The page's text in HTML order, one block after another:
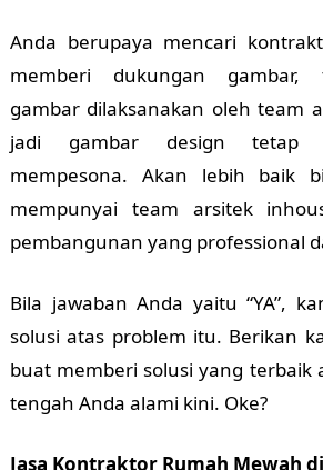
Anda berupaya mencari
memberi dukungan gambar,
gambar dilaksanakan oleh team
jadi gambar design tetap
mempesona. Akan lebih baik
mempunyai team arsitek
pembangunan yang professional
Bila jawaban Anda yaitu “YA”,
solusi atas problem itu. Berikan
buat memberi solusi yang terbaik
tengah Anda alami kini. Oke?
Jasa Kontraktor Rumah Mewah